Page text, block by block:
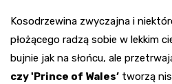
Kosodrzewina zwyczajna i
płożącego radzą sobie w lekkim
bujnie jak na słońcu, ale
czy 'Prince of Wales’ tworzą